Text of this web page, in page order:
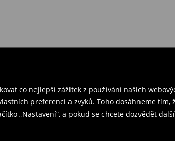
co nejlepší zážitek z používání našich
preferencí a zvyků. Toho dosáhneme
„Nastavení“, a pokud se chcete dozvědět